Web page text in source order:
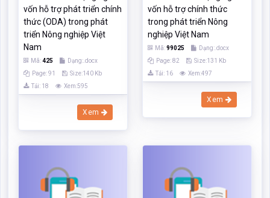
vốn hỗ trợ phát triển chính
thức (ODA) trong phát
triển Nông nghiệp Việt
Nam
Mã:425
Dạng:.docx
Page: 91
Size:140 Kb
Tải: 18
Xem:595
Xem
vốn hỗ trợ chính thức
trong phát triển Nông
nghiệp Việt Nam
Mã:99025
Dạng:.docx
Page: 82
Size:131 Kb
Tải: 16
Xem:497
Xem